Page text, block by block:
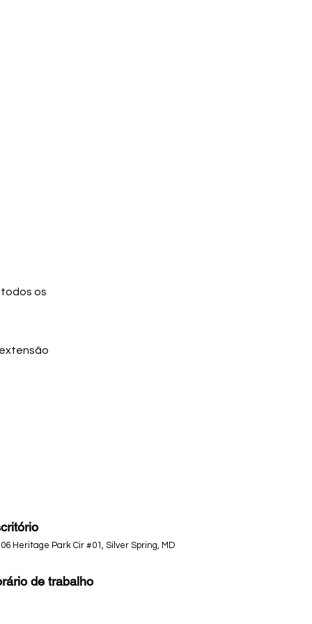
todos os
Heritage Park Cir #01, Silver Spring, MD
de trabalho